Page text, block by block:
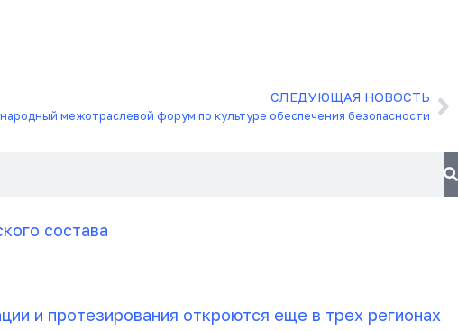
СЛЕДУЮЩАЯ НОВОСТЬ
межотраслевой форум по культуре обеспечения безопасности
состава
и протезирования откроются еще в трех регионах